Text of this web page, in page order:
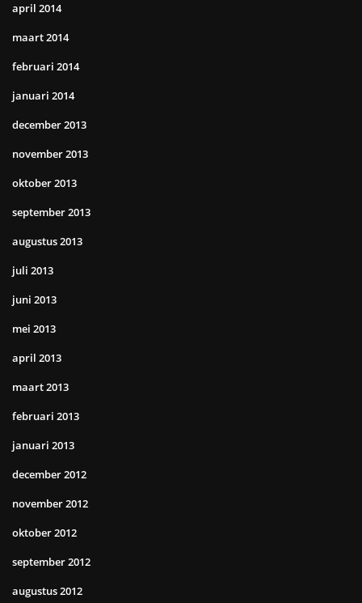
april 2014
maart 2014
februari 2014
januari 2014
december 2013
november 2013
oktober 2013
september 2013
augustus 2013
juli 2013
juni 2013
mei 2013
april 2013
maart 2013
februari 2013
januari 2013
december 2012
november 2012
oktober 2012
september 2012
augustus 2012